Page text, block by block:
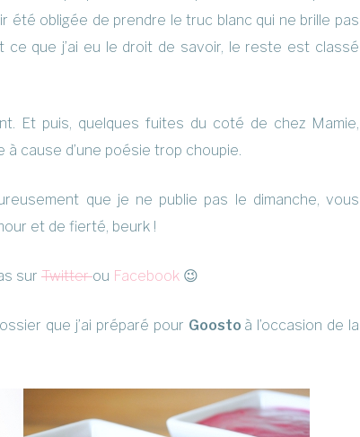
été obligée de prendre le truc blanc qui ne brille pas
ce que j’ai eu le droit de savoir, le reste est classé
Et puis, quelques fuites du coté de chez Mamie,
cause d’une poésie trop choupie.
que je ne publie pas le dimanche, vous
et de fierté, beurk !
sur Twitterou Facebook 😉
que j’ai préparé pour Goosto à l’occasion de la